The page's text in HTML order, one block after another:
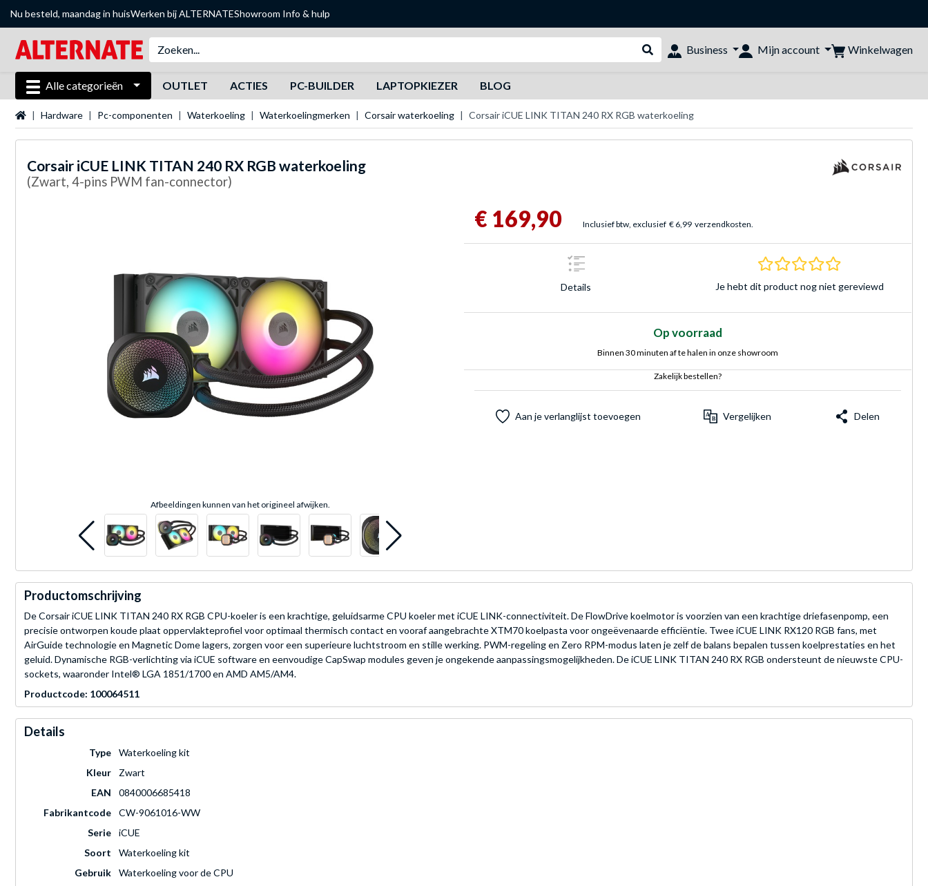
Nu besteld, maandag in huisWerken bij ALTERNATEShowroom Info & hulp
Webshop doorzoeken
Business Mijn account Winkelwagen
Alle categorieën OUTLET ACTIES PC-BUILDER LAPTOPKIEZER BLOG
Startpagina
Hardware Pc-componenten Waterkoeling Waterkoelingmerken Corsair waterkoeling Corsair iCUE LINK TITAN 240 RX RGB waterkoeling
Corsair iCUE LINK TITAN 240 RX RGB waterkoeling
(Zwart, 4-pins PWM fan-connector)
Afbeeldingen kunnen van het origineel afwijken.
€ 169,90 Inclusief btw, exclusief € 6,99 verzendkosten.
Details
0.0 sterren
Je hebt dit product nog niet gereviewd
Op voorraad
Binnen 30 minuten af te halen in onze showroom
Zakelijk bestellen?
Aan je verlanglijst toevoegen Vergelijken Delen
Productomschrijving
De Corsair iCUE LINK TITAN 240 RX RGB CPU-koeler is een krachtige, geluidsarme CPU koeler met iCUE LINK-connectiviteit. De FlowDrive koelmotor is voorzien van een krachtige driefasenpomp, een
precisie ontworpen koude plaat oppervlakteprofiel voor optimaal thermisch contact en vooraf aangebrachte XTM70 koelpasta voor ongeëvenaarde efficiëntie. Twee iCUE LINK RX120 RGB fans, met
AirGuide technologie en Magnetic Dome lagers, zorgen voor een superieure luchtstroom en stille werking. PWM-regeling en Zero RPM-modus laten je zelf de balans bepalen tussen koelprestaties en het
geluid. Dynamische RGB-verlichting via iCUE software en eenvoudige CapSwap modules geven je ongekende aanpassingsmogelijkheden. De iCUE LINK TITAN 240 RX RGB ondersteunt de nieuwste CPU-
sockets, waaronder Intel® LGA 1851/1700 en AMD AM5/AM4.
Productcode: 100064511
Details
Type
Waterkoeling kit
Kleur
Zwart
EAN
0840006685418
Fabrikantcode
CW-9061016-WW
Serie
iCUE
Soort
Waterkoeling kit
Gebruik
Waterkoeling voor de CPU